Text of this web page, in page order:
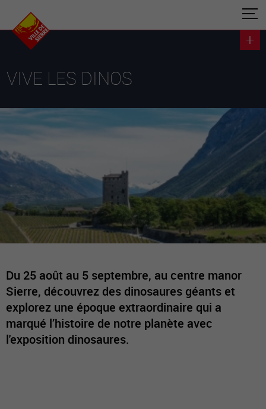
VIVE LES DINOS
Du 25 août au 5 septembre, au centre manor
Sierre, découvrez des dinosaures géants et
explorez une époque extraordinaire qui a
marqué l’histoire de notre planète avec
l'exposition dinosaures.